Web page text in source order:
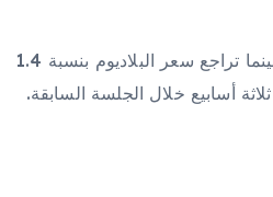
انخفض سعر البلاتين الفوري بنسبة 0.5 في المائة إلى 2274.16 دولار للأونصة، بينما تراجع سعر البلاديوم بنسبة 1.4